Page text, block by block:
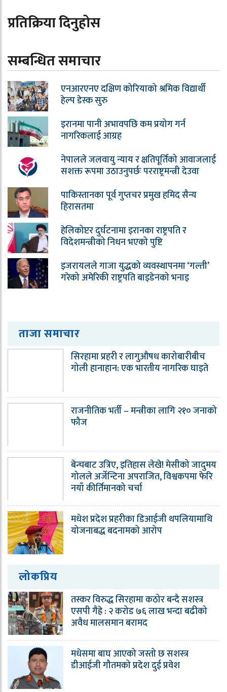
प्रतिक्रिया दिनुहोस
सम्बन्धित समाचार
एनआरएनए दक्षिण कोरियाको श्रमिक विद्यार्थी
हेल्प डेस्क सुरु
इरानमा पानी अभावपछि कम प्रयोग गर्न
नागरिकलाई आग्रह
नेपालले जलवायु न्याय र क्षतिपूर्तिको आवाजलाई
सशक्त रूपमा उठाउनुपर्छः परराष्ट्रमन्त्री देउवा
पाकिस्तानका पूर्व गुप्तचर प्रमुख हमिद सैन्य
हिरासतमा
हेलिकोप्टर दुर्घटनामा इरानका राष्ट्रपति र
विदेशमन्त्रीको निधन भएको पुष्टि
इजरायलले गाजा युद्धको व्यवस्थापनमा ‘गल्ती’
गरेको अमेरिकी राष्ट्रपति बाइडेनको भनाइ
ताजा समाचार
सिरहामा प्रहरी र लागुऔषध कारोबारीबीच
गोली हानाहान: एक भारतीय नागरिक घाइते
राजनीतिक भर्ती – मन्त्रीका लागि २१० जनाको
फौज
बेन्चबाट उत्रिए, इतिहास लेखे! मेसीको जादुमय
गोलले अर्जेन्टिना अपराजित, विश्वकपमा फेरि
नयाँ कीर्तिमानको चर्चा
मधेश प्रदेश प्रहरीका डिआईजी थपलियामाथि
योजनाबद्ध बदनामको आरोप
लोकप्रिय
तस्कर विरुद्ध सिरहामा कठोर बन्दै सशस्त्र
एसपी गैह्रे : २ करोड ७६ लाख भन्दा बढीको
अवैध मालसमान बरामद
मधेसमा बाघ आएको जस्तो छ सशस्त्र
डीआईजी गौतमको प्रदेश दुई प्रवेश